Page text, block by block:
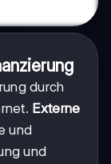
durch
Externe
und
und